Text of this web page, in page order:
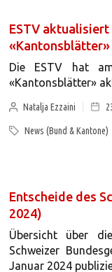
ESTV
«Kantonsblätter»
Die ESTV hat
«Kantonsblätter»
Natalja Ezzaini
News (Bund & Kantone)
Entscheide des
2024)
Übersicht über
Schweizer
Januar 2024